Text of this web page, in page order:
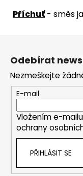
Příchuť- směs
Odebírat
Nezmeškejte
E-mail
Vložením e-
ochrany
PŘIHLÁSIT SE